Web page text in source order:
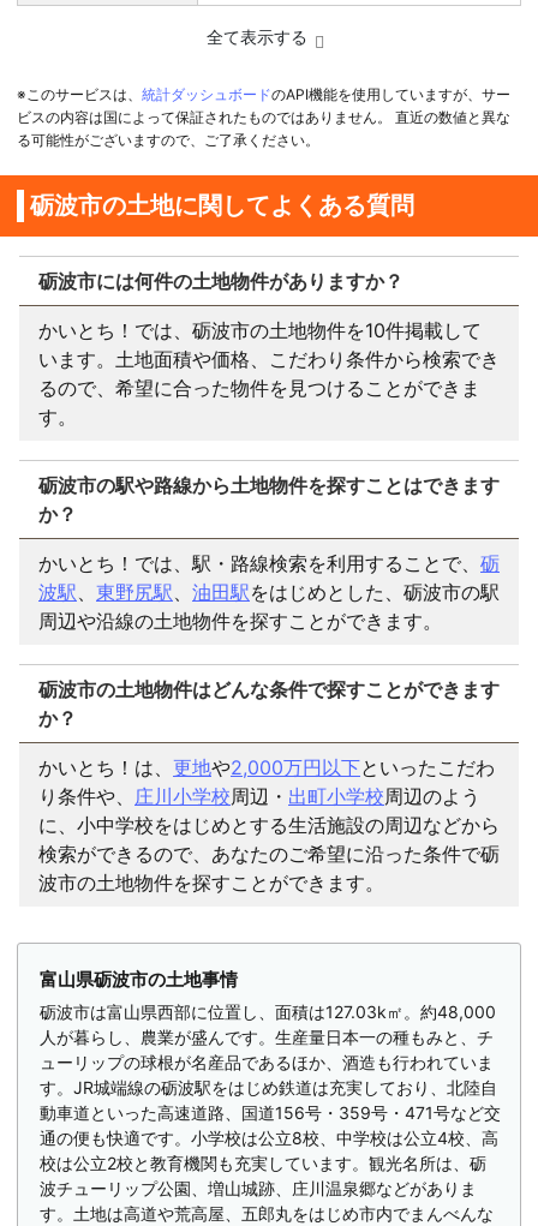
全て表示する
※このサービスは、 統計ダッシュボードのAPI機能を使用していますが、サー
ビスの内容は国によって保証されたものではありません。 直近の数値と異な
る可能性がございますので、ご了承ください。
砺波市の土地に関してよくある質問
砺波市には何件の土地物件がありますか？
かいとち！では、砺波市の土地物件を10件掲載して
います。土地面積や価格、こだわり条件から検索でき
るので、希望に合った物件を見つけることができま
す。
砺波市の駅や路線から土地物件を探すことはできます
か？
かいとち！では、駅・路線検索を利用することで、 砺
波駅
東野尻駅 油田駅をはじめとした、砺波市の駅
周辺や沿線の土地物件を探すことができます。
砺波市の土地物件はどんな条件で探すことができます
か？
かいとち！は、 更地や2,000万円以下といったこだわ
り条件や、 庄川小学校周辺・ 出町小学校周辺のよう
に、小中学校をはじめとする生活施設の周辺などから
検索ができるので、あなたのご希望に沿った条件で砺
波市の土地物件を探すことができます。
富山県砺波市の土地事情
砺波市は富山県西部に位置し、面積は127.03k㎡。約48,000
人が暮らし、農業が盛んです。生産量日本一の種もみと、チ
ューリップの球根が名産品であるほか、酒造も行われていま
す。JR城端線の砺波駅をはじめ鉄道は充実しており、北陸自
動車道といった高速道路、国道156号・359号・471号など交
通の便も快適です。小学校は公立8校、中学校は公立4校、高
校は公立2校と教育機関も充実しています。観光名所は、砺
波チューリップ公園、増山城跡、庄川温泉郷などがありま
す。土地は高道や荒高屋、五郎丸をはじめ市内でまんべんな